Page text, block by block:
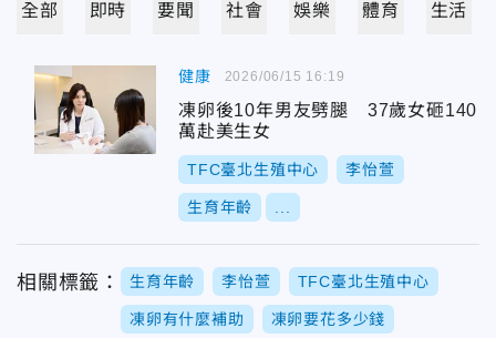
全部 即時 要聞 社會 娛樂 體育 生活
健康
凍卵後10年男友劈腿 37歲女砸140
萬赴美生女
TFC臺北生殖中心 李怡萱
生育年齡
2026/06/15 16:19
相關標籤： 生育年齡 李怡萱 TFC臺北生殖中心
凍卵有什麼補助 凍卵要花多少錢